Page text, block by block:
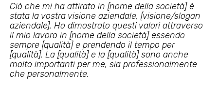
Ciò che mi ha attirato in [nome della società] è
stata la vostra visione aziendale, [visione/slogan
aziendale]. Ho dimostrato questi valori attraverso
il mio lavoro in [nome della società] essendo
sempre [qualità] e prendendo il tempo per
[qualità]. La [qualità] e la [qualità] sono anche
molto importanti per me, sia professionalmente
che personalmente.